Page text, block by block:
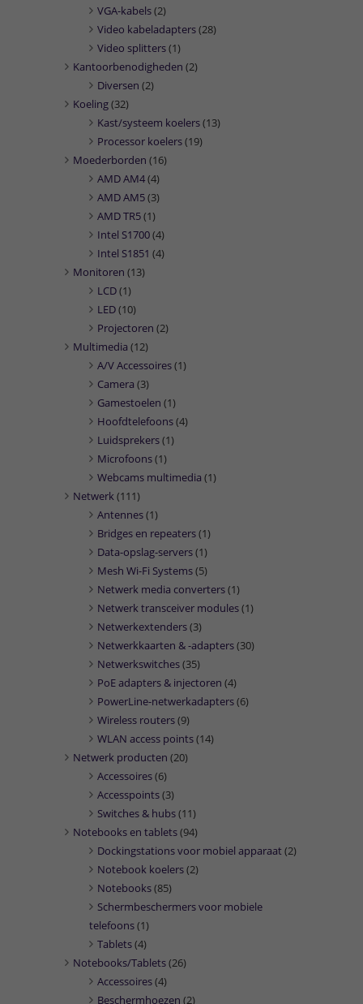
VGA-kabels(2)
Video kabeladapters(28)
Video splitters(1)
Kantoorbenodigheden (2)
Diversen (2)
Koeling(32)
Kast/systeem koelers(13)
Processor koelers(19)
Moederborden (16)
AMD AM4(4)
AMD AM5(3)
AMD TR5(1)
Intel S1700(4)
Intel S1851 (4)
Monitoren (13)
LCD(1)
LED(10)
Projectoren (2)
Multimedia (12)
A/V Accessoires(1)
Camera (3)
Gamestoelen (1)
Hoofdtelefoons(4)
Luidsprekers(1)
Microfoons(1)
Webcams multimedia (1)
Netwerk(111)
Antennes(1)
Bridges en repeaters(1)
Data-opslag-servers(1)
Mesh Wi-Fi Systems(5)
Netwerk media converters(1)
Netwerk transceiver modules(1)
Netwerkextenders(3)
Netwerkkaarten & -adapters(30)
Netwerkswitches(35)
PoE adapters & injectoren (4)
PowerLine-netwerkadapters(6)
Wireless routers(9)
WLAN access points(14)
Netwerk producten (20)
Accessoires(6)
Accesspoints(3)
Switches & hubs(11)
Notebooks en tablets(94)
Dockingstations voor mobiel apparaat(2)
Notebook koelers(2)
Notebooks(85)
Schermbeschermers voor mobiele
telefoons(1)
Tablets(4)
Notebooks/Tablets(26)
Accessoires(4)
Beschermhoezen (2)